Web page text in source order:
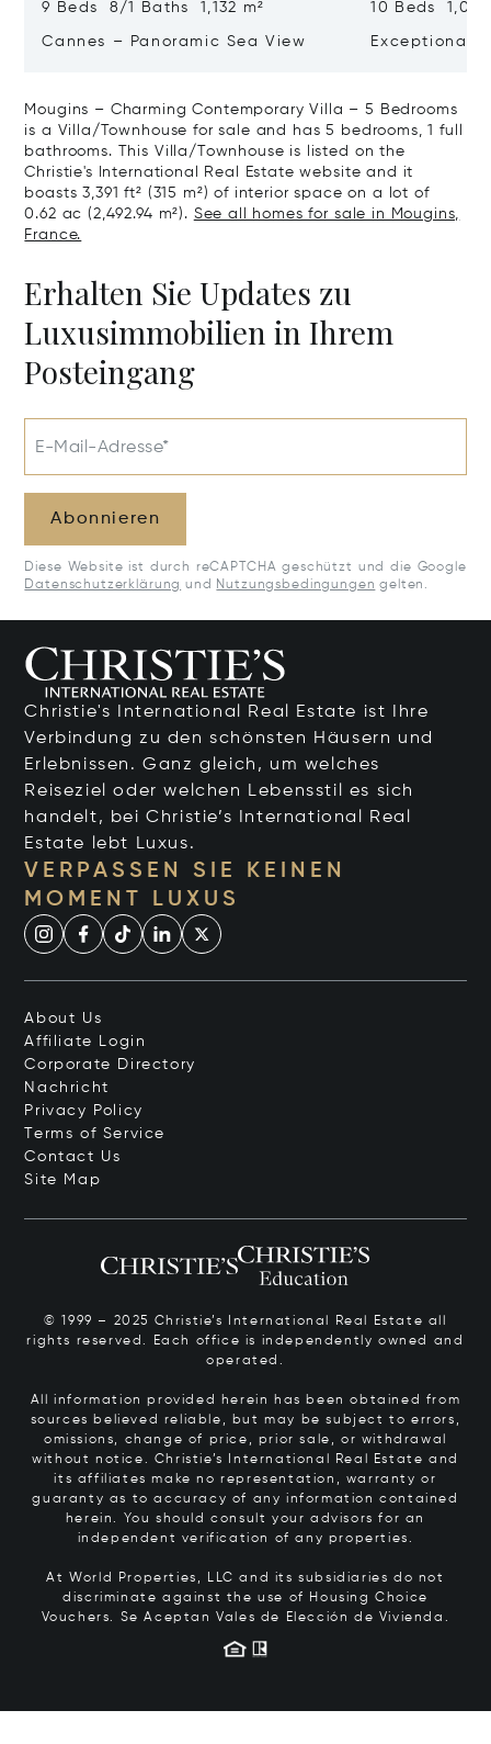
9 Beds 8/1 Baths 1,132 m²
Cannes – Panoramic Sea View
10 Beds 1,020
Exceptional
Mougins – Charming Contemporary Villa – 5 Bedrooms
is a Villa/Townhouse for sale and has 5 bedrooms, 1 full
bathrooms. This Villa/Townhouse is listed on the
Christie's International Real Estate website and it
boasts 3,391 ft² (315 m²) of interior space on a lot of
0.62 ac (2,492.94 m²). See all homes for sale in Mougins,
France.
Erhalten Sie Updates zu
Luxusimmobilien in Ihrem
Posteingang
E-Mail-Adresse*
Abonnieren
Diese Website ist durch reCAPTCHA geschützt und die Google
Datenschutzerklärung und Nutzungsbedingungen gelten.
Christie's International Real Estate ist Ihre
Verbindung zu den schönsten Häusern und
Erlebnissen. Ganz gleich, um welches
Reiseziel oder welchen Lebensstil es sich
handelt, bei Christie’s International Real
Estate lebt Luxus.
VERPASSEN SIE KEINEN
MOMENT LUXUS
About Us
Affiliate Login
Corporate Directory
Nachricht
Privacy Policy
Terms of Service
Contact Us
Site Map
© 1999 – 2025 Christie’s International Real Estate all
rights reserved. Each office is independently owned and
operated.
All information provided herein has been obtained from
sources believed reliable, but may be subject to errors,
omissions, change of price, prior sale, or withdrawal
without notice. Christie’s International Real Estate and
its affiliates make no representation, warranty or
guaranty as to accuracy of any information contained
herein. You should consult your advisors for an
independent verification of any properties.
At World Properties, LLC and its subsidiaries do not
discriminate against the use of Housing Choice
Vouchers. Se Aceptan Vales de Elección de Vivienda.